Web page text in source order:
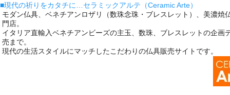
■現代の祈りをカタチに…セラミックアルテ（Ceramic Arte）
モダン仏具、ベネチアンロザリ（数珠念珠・ブレスレット）、美濃焼
門店。
イタリア直輸入ベネチアンビーズの主玉、数珠、ブレスレットの企画
売まで。
現代の生活スタイルにマッチしたこだわりの仏具販売サイトです。